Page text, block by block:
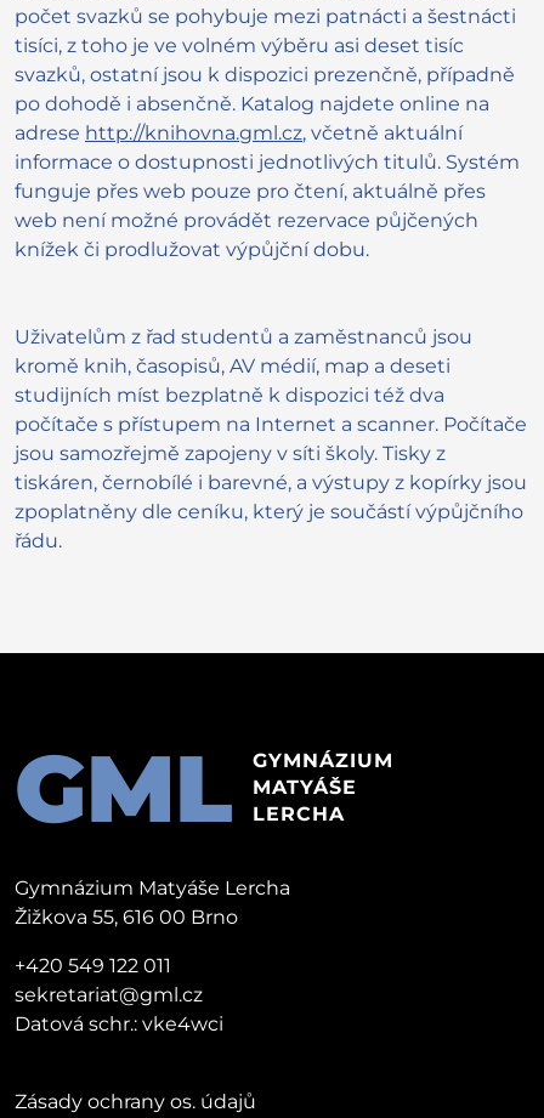
počet svazků se pohybuje mezi patnácti a šestnácti
tisíci, z toho je ve volném výběru asi deset tisíc
svazků, ostatní jsou k dispozici prezenčně, případně
po dohodě i absenčně. Katalog najdete online na
adrese http://knihovna.gml.cz, včetně aktuální
informace o dostupnosti jednotlivých titulů. Systém
funguje přes web pouze pro čtení, aktuálně přes
web není možné provádět rezervace půjčených
knížek či prodlužovat výpůjční dobu.
Uživatelům z řad studentů a zaměstnanců jsou
kromě knih, časopisů, AV médií, map a deseti
studijních míst bezplatně k dispozici též dva
počítače s přístupem na Internet a scanner. Počítače
jsou samozřejmě zapojeny v síti školy. Tisky z
tiskáren, černobílé i barevné, a výstupy z kopírky jsou
zpoplatněny dle ceníku, který je součástí výpůjčního
řádu.
GML
GYMNÁZIUM
MATYÁŠE
LERCHA
Gymnázium Matyáše Lercha
Žižkova 55, 616 00 Brno
+420 549 122 011
sekretariat@gml.cz
Datová schr.: vke4wci
Zásady ochrany os. údajů